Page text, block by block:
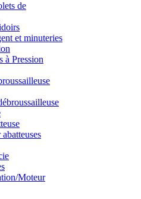
de
et minuteries
à Pression
Moteur